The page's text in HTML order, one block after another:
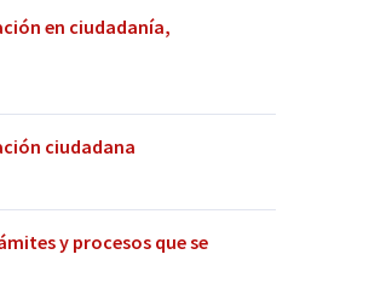
en ciudadanía,
ciudadana
y procesos que se